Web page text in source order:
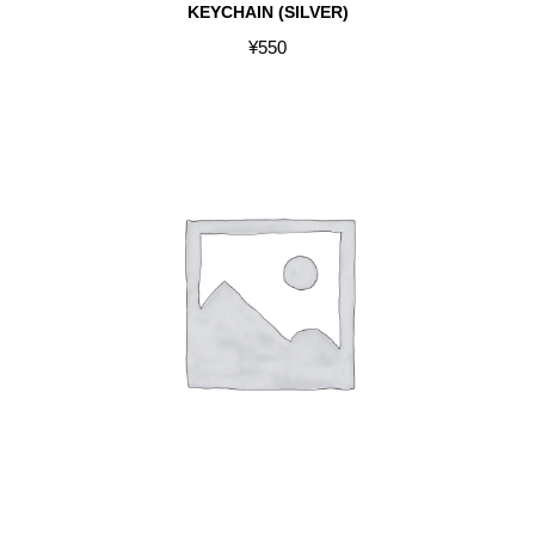
KEYCHAIN (SILVER)
¥550